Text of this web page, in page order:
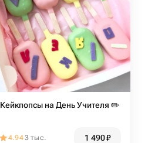
Кейкпопсы на День Учителя ✏️
4.943 тыс. 1 490₽